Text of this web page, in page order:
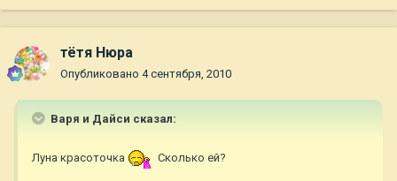
тётя Нюра
Опубликовано 4 сентября, 2010
Варя и Дайси сказал:
Луна красоточка Сколько ей?